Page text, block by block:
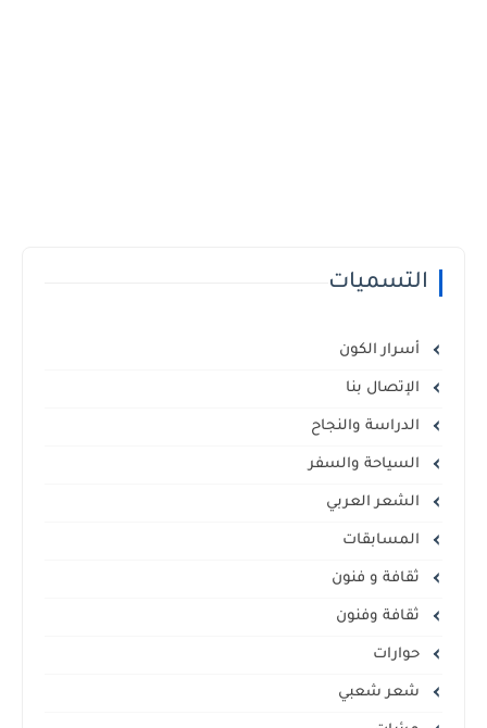
التسميات
أسرار الكون
الإتصال بنا
الدراسة والنجاح
السياحة والسفر
الشعر العربي
المسابقات
ثقافة و فنون
ثقافة وفنون
حوارات
شعر شعبي